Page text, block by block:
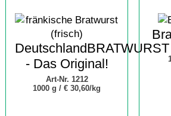
DeutschlandBRATWURST
- Das Original!
Art-Nr. 1212
1000 g / € 30,60/kg